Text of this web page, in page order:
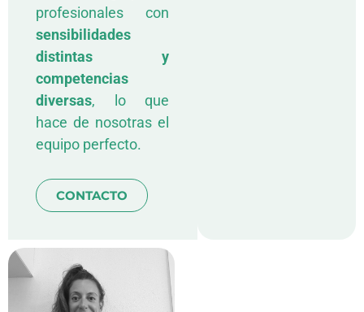
profesionales con
sensibilidades
distintas y
competencias
diversas, lo que
hace de nosotras el
equipo perfecto.
CONTACTO